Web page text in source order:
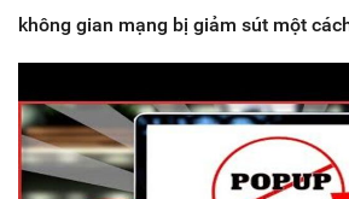
không gian mạng bị giảm sút một